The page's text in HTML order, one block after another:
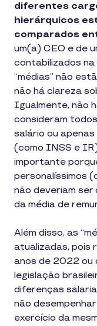
diferentes
hierárquicos
comparados
um(a) CEO e de
contabilizados na
“médias” não
não há clareza
Igualmente, não
consideram
salário ou
(como INSS e
importante
personalíssimos
não deveriam
da média de
Além disso, as
atualizadas, pois
anos de 2022 ou
legislação
diferenças
não
exercício da